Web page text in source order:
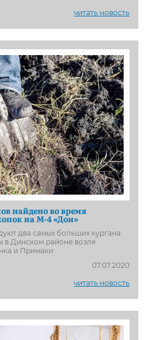
читать новость
найдено во время
на М-4 «Дон»
два самых больших кургана
в Динском районе возле
и Примаки
07.07.2020
читать новость